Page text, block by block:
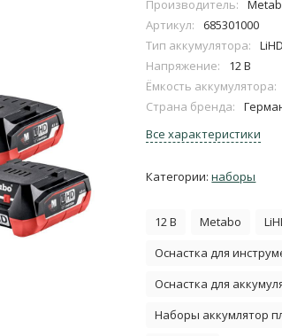
Производитель:
Артикул:
685301000
Тип аккумулятора:
LiHD
Напряжение:
12 В
Ёмкость аккумулятора:
Страна бренда:
Все характеристики
Категории:наборы
12 В Metabo
Оснастка для
Оснастка для
Наборы аккумлятор